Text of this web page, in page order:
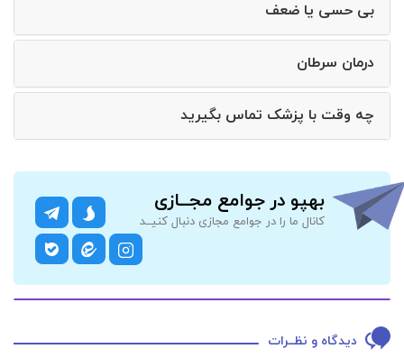
بی حسی یا ضعف
درمان سرطان
چه وقت با پزشک تماس بگیرید
بهپو در جوامع مجــازی
کانال ما را در جوامع مجازی دنبال کنیــد
دیدگاه و نظــرات